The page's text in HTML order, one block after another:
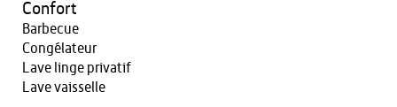
Confort
Barbecue
Congélateur
Lave linge privatif
Lave vaisselle